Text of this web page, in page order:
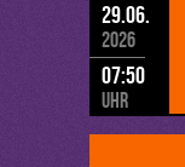
29.06.
2026
07:50
Uhr